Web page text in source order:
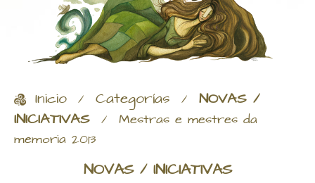
Inicio / Categorías / NOVAS /
INICIATIVAS / Mestras e mestres da
memoria 2013
NOVAS / INICIATIVAS